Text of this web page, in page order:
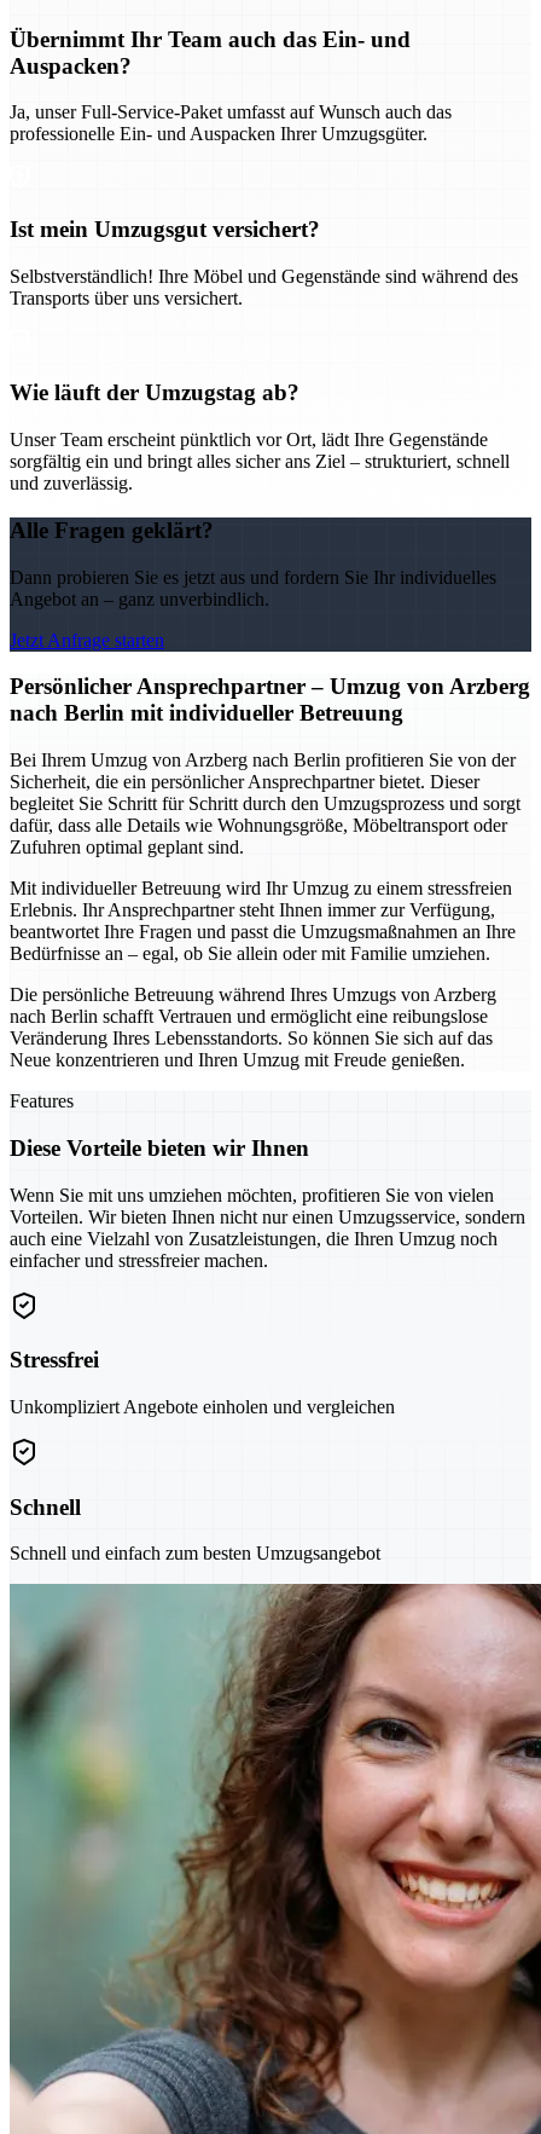
Übernimmt Ihr Team auch das Ein- und
Auspacken?
Ja, unser Full-Service-Paket umfasst auf Wunsch auch das
professionelle Ein- und Auspacken Ihrer Umzugsgüter.
Ist mein Umzugsgut versichert?
Selbstverständlich! Ihre Möbel und Gegenstände sind während des
Transports über uns versichert.
Wie läuft der Umzugstag ab?
Unser Team erscheint pünktlich vor Ort, lädt Ihre Gegenstände
sorgfältig ein und bringt alles sicher ans Ziel – strukturiert, schnell
und zuverlässig.
Alle Fragen geklärt?
Dann probieren Sie es jetzt aus und fordern Sie Ihr individuelles
Angebot an – ganz unverbindlich.
Jetzt Anfrage starten
Persönlicher Ansprechpartner – Umzug von Arzberg
nach Berlin mit individueller Betreuung
Bei Ihrem Umzug von Arzberg nach Berlin profitieren Sie von der
Sicherheit, die ein persönlicher Ansprechpartner bietet. Dieser
begleitet Sie Schritt für Schritt durch den Umzugsprozess und sorgt
dafür, dass alle Details wie Wohnungsgröße, Möbeltransport oder
Zufuhren optimal geplant sind.
Mit individueller Betreuung wird Ihr Umzug zu einem stressfreien
Erlebnis. Ihr Ansprechpartner steht Ihnen immer zur Verfügung,
beantwortet Ihre Fragen und passt die Umzugsmaßnahmen an Ihre
Bedürfnisse an – egal, ob Sie allein oder mit Familie umziehen.
Die persönliche Betreuung während Ihres Umzugs von Arzberg
nach Berlin schafft Vertrauen und ermöglicht eine reibungslose
Veränderung Ihres Lebensstandorts. So können Sie sich auf das
Neue konzentrieren und Ihren Umzug mit Freude genießen.
Features
Diese Vorteile bieten wir Ihnen
Wenn Sie mit uns umziehen möchten, profitieren Sie von vielen
Vorteilen. Wir bieten Ihnen nicht nur einen Umzugsservice, sondern
auch eine Vielzahl von Zusatzleistungen, die Ihren Umzug noch
einfacher und stressfreier machen.
Stressfrei
Unkompliziert Angebote einholen und vergleichen
Schnell
Schnell und einfach zum besten Umzugsangebot